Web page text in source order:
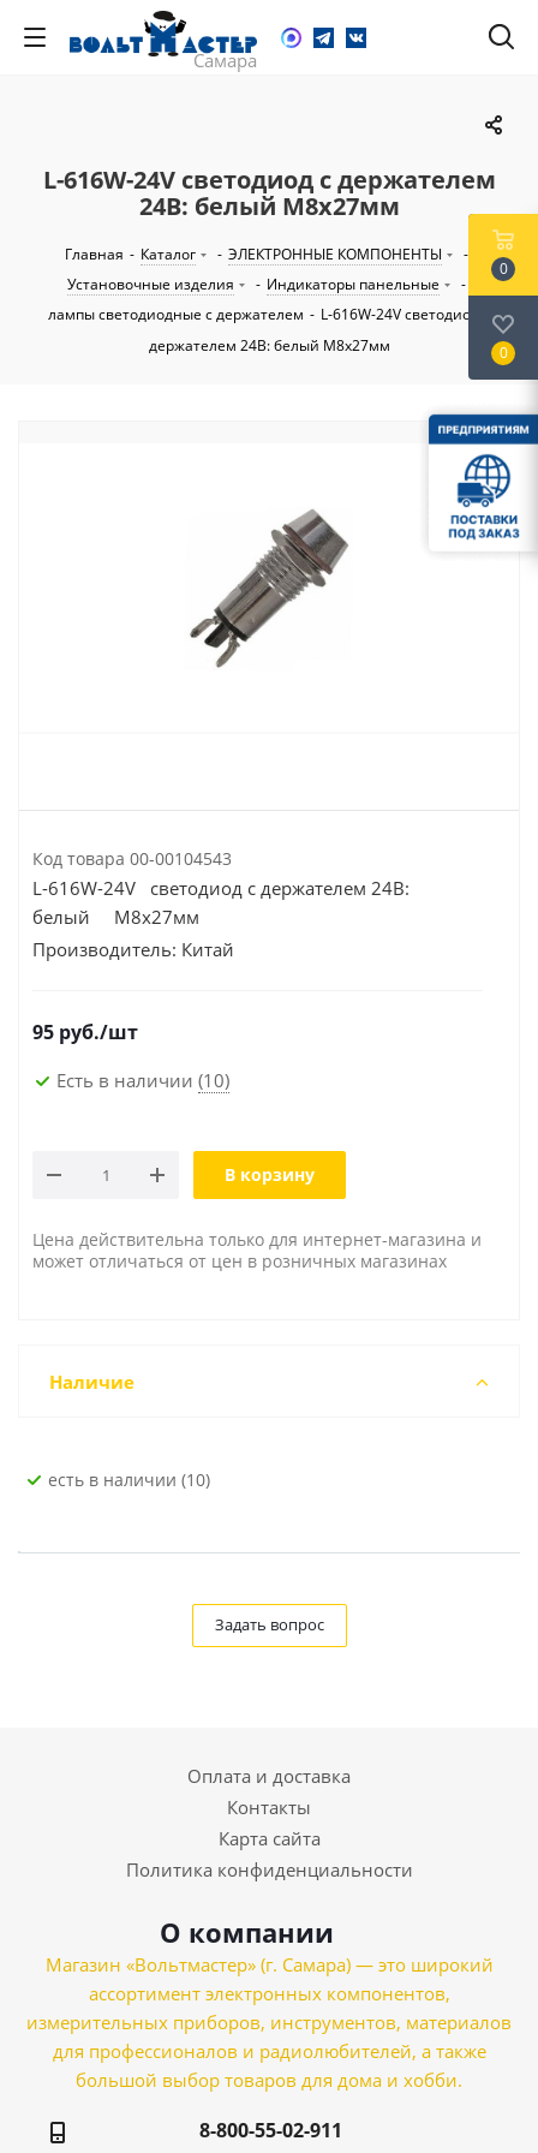
L-616W-24V светодиод с держателем
24В: белый M8х27мм
Главная - Каталог - ЭЛЕКТРОННЫЕ КОМПОНЕНТЫ
-
Установочные изделия
- Индикаторы панельные
-
лампы светодиодные с держателем - L-616W-24V светодиод с
держателем 24В: белый M8х27мм
Код товара 00-00104543
L-616W-24V светодиод с держателем 24В:
белый M8х27мм
Производитель: Китай
95 руб./шт
Есть в наличии (10)
В корзину
Цена действительна только для интернет-магазина и
может отличаться от цен в розничных магазинах
Наличие
Есть в наличии (10)
Задать вопрос
Оплата и доставка
Контакты
Карта сайта
Политика конфиденциальности
О компании
Магазин «Вольтмастер» (г. Самара) — это широкий
ассортимент электронных компонентов,
измерительных приборов, инструментов, материалов
для профессионалов и радиолюбителей, а также
большой выбор товаров для дома и хобби.
8-800-55-02-911
0
0